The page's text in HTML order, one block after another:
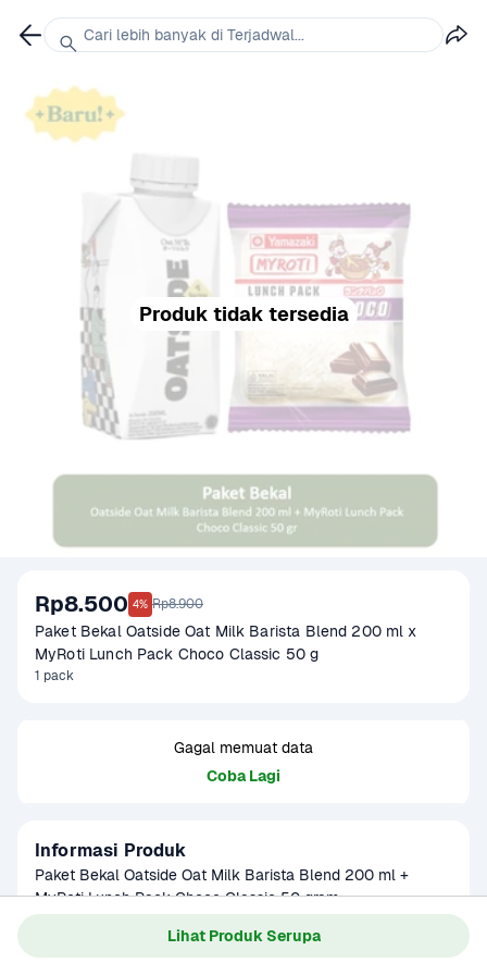
Lihat Produk Serupa
Produk tidak tersedia
Rp8.500 4% Rp8.900
Paket Bekal Oatside Oat Milk Barista Blend 200 ml x
MyRoti Lunch Pack Choco Classic 50 g
1 pack
Gagal memuat data
Coba Lagi
Informasi Produk
Paket Bekal Oatside Oat Milk Barista Blend 200 ml +
MyRoti Lunch Pack Choco Classic 50 gram
Solusi bekal praktis dan lezat untuk menemani aktivitas
Baca Selengkapnya
Cari lebih banyak di Terjadwal...